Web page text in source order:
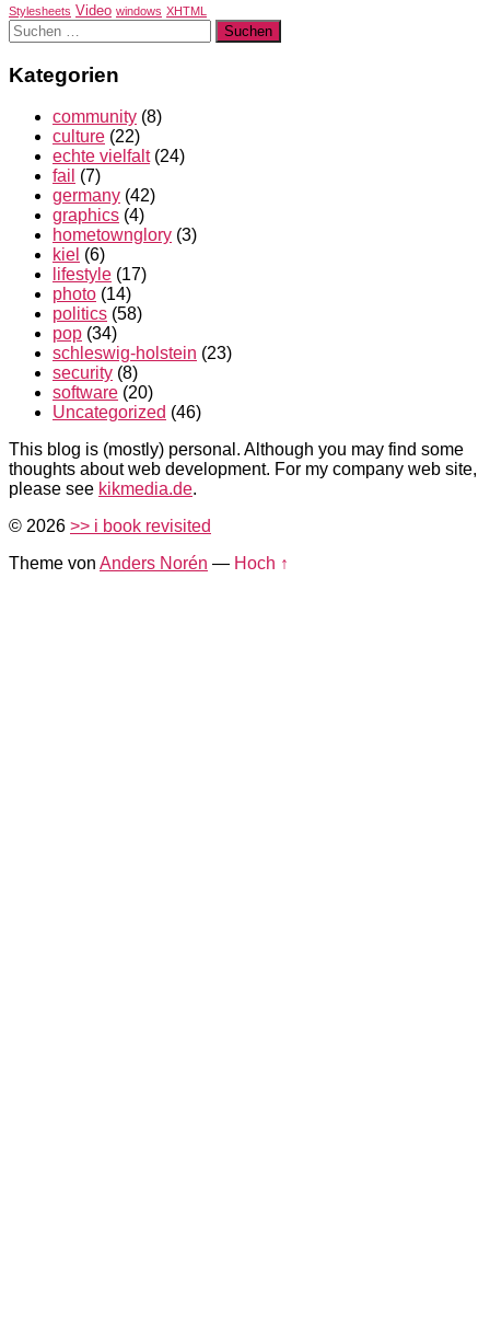
Stylesheets Video windows XHTML
Suchen
nach:
Kategorien
community (8)
culture (22)
echte vielfalt(24)
fail (7)
germany (42)
graphics (4)
hometownglory (3)
kiel (6)
lifestyle (17)
photo (14)
politics (58)
pop (34)
schleswig-holstein (23)
security (8)
software (20)
Uncategorized (46)
This blog is (mostly) personal. Although you may find some
thoughts about web development. For my company web site,
please see kikmedia.de.
© 2026 >> i book revisited
Theme von Anders Norén — Hoch ↑